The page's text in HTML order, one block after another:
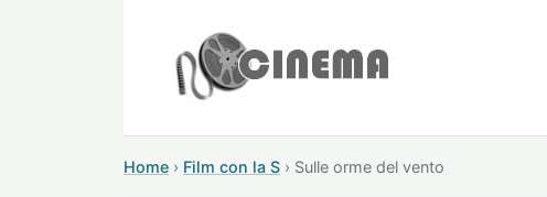
Home › Film con la S › Sulle orme del vento